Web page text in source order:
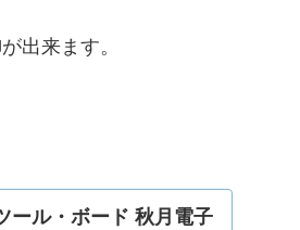
出来ます。
ール・ボード 秋月電子